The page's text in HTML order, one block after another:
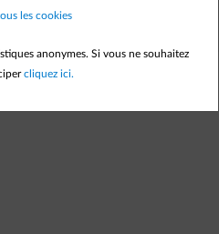
les cookies
anonymes. Si vous ne souhaitez
cliquez ici.